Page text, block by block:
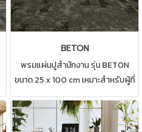
BETON
พรมแผ่นปูสำนักงาน รุ่น BETON
ขนาด 25 x 100 cm เหมาะสำหรับผู้ที่
ชื่อชอบความภูมิฐาน สามารถปูได้ทุก
สถานที่ เช่น บ้าน สำนักงาน คอนโด
ห้องทำงาน ห้องประชุม ดูแลรักษา